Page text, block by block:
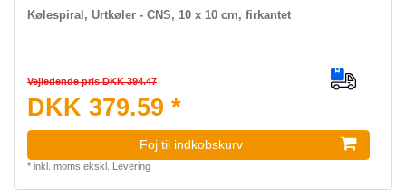
Kølespiral, Urtkøler - CNS, 10 x 10 cm, firkantet
Vejledende pris DKK 394.47
DKK 379.59 *
Foj til indkobskurv
* inkl. moms ekskl. Levering